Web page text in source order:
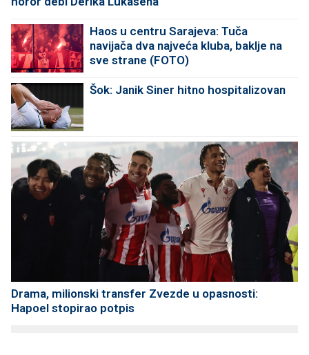
Haos u centru Sarajeva: Tuča
navijača dva najveća kluba, baklje na
sve strane (FOTO)
Šok: Janik Siner hitno hospitalizovan
Drama, milionski transfer Zvezde u opasnosti:
Hapoel stopirao potpis